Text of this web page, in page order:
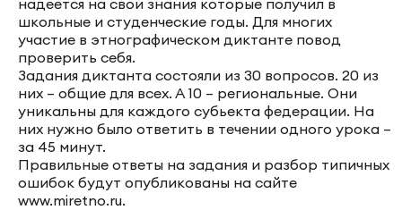
школьные и студенческие годы. Для многих
участие в этнографическом диктанте повод
проверить себя.
Задания диктанта состояли из 30 вопросов. 20 из
них – общие для всех. А 10 – региональные. Они
уникальны для каждого субьекта федерации. На
них нужно было ответить в течении одного урока –
за 45 минут.
Правильные ответы на задания и разбор типичных
ошибок будут опубликованы на сайте
www.miretno.ru.